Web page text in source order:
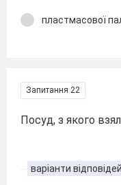
пластмасової
Запитання 22
Посуд, з якого
варіанти відповідей